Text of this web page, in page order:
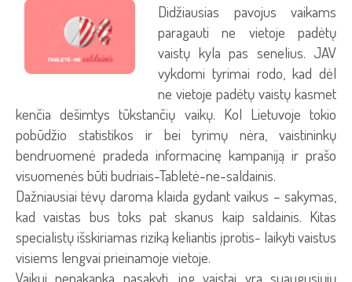
Didžiausias pavojus vaikams
paragauti ne vietoje padėtų
vaistų kyla pas senelius. JAV
vykdomi tyrimai rodo, kad dėl
ne vietoje padėtų vaistų kasmet
kenčia dešimtys tūkstančių vaikų. Kol Lietuvoje tokio
pobūdžio statistikos ir bei tyrimų nėra, vaistininkų
bendruomenė pradeda informacinę kampaniją ir prašo
visuomenės būti budriais-Tabletė-ne-saldainis.
Dažniausiai tėvų daroma klaida gydant vaikus – sakymas,
kad vaistas bus toks pat skanus kaip saldainis. Kitas
specialistų išskiriamas riziką keliantis įprotis- laikyti vaistus
visiems lengvai prieinamoje vietoje.
Vaikui nepakanka pasakyti, jog vaistai yra suaugusiųjų